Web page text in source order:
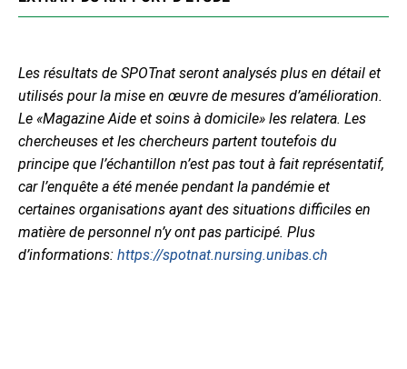
Les résultats de SPOTnat seront analysés plus en détail et
utilisés pour la mise en œuvre de mesures d’amélioration.
Le «Magazine Aide et soins à domicile» les relatera. Les
chercheuses et les chercheurs partent toutefois du
principe que l’échantillon n’est pas tout à fait représentatif,
car l’enquête a été menée pendant la pandémie et
certaines organisations ayant des situations difficiles en
matière de personnel n’y ont pas participé. Plus
d’informations: https://spotnat.nursing.unibas.ch